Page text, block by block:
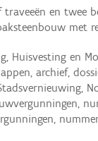
en twee
met
Huisvesting en
archief,